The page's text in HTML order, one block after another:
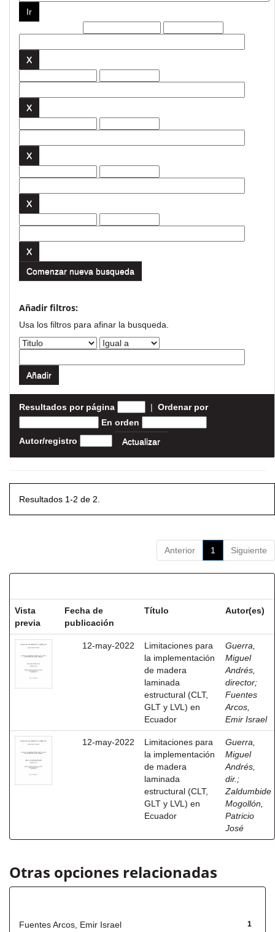
Comenzar nueva busqueda
Añadir filtros:
Usa los filtros para afinar la busqueda.
Resultados por página | Ordenar por
En orden
Autor/registro
Resultados 1-2 de 2.
Anterior 1 Siguiente
Vista
previa
Fecha de
publicación
Título Autor(es)
12-may-2022
Limitaciones para
la implementación
de madera
laminada
estructural (CLT,
GLT y LVL) en
Ecuador
Guerra,
Miguel
Andrés,
director;
Fuentes
Arcos,
Emir Israel
12-may-2022
Limitaciones para
la implementación
de madera
laminada
estructural (CLT,
GLT y LVL) en
Ecuador
Guerra,
Miguel
Andrés,
dir. ;
Zaldumbide
Mogollón,
Patricio
José
Otras opciones relacionadas
1
Fuentes Arcos, Emir Israel